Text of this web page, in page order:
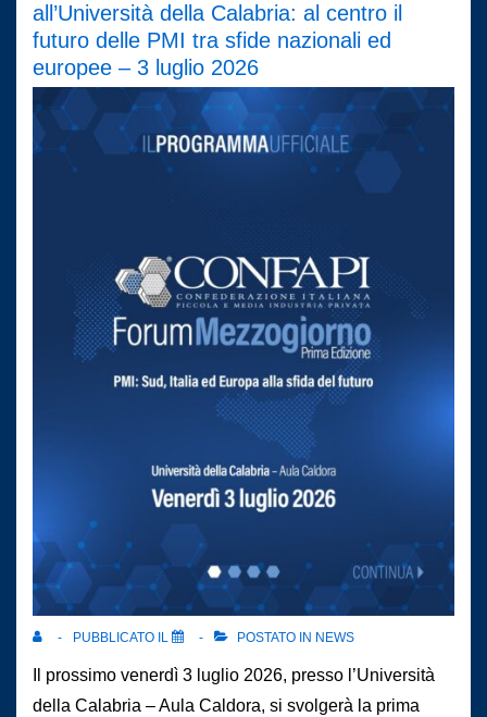
all’Università della Calabria: al centro il
futuro delle PMI tra sfide nazionali ed
europee – 3 luglio 2026
PUBBLICATO IL POSTATO IN NEWS
Il prossimo venerdì 3 luglio 2026, presso l’Università
della Calabria – Aula Caldora, si svolgerà la prima